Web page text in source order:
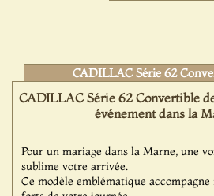
CADILLAC Série 62
CADILLAC Série 62 Convertible
événement dans la
Pour un mariage dans la Marne, une
sublime votre arrivée.
Ce modèle emblématique